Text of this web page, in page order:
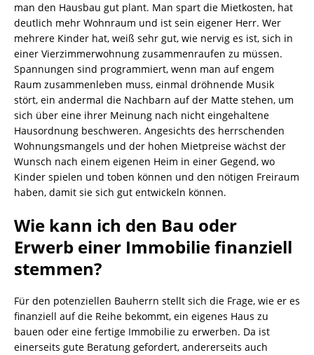
man den Hausbau gut plant. Man spart die Mietkosten, hat
deutlich mehr Wohnraum und ist sein eigener Herr. Wer
mehrere Kinder hat, weiß sehr gut, wie nervig es ist, sich in
einer Vierzimmerwohnung zusammenraufen zu müssen.
Spannungen sind programmiert, wenn man auf engem
Raum zusammenleben muss, einmal dröhnende Musik
stört, ein andermal die Nachbarn auf der Matte stehen, um
sich über eine ihrer Meinung nach nicht eingehaltene
Hausordnung beschweren. Angesichts des herrschenden
Wohnungsmangels und der hohen Mietpreise wächst der
Wunsch nach einem eigenen Heim in einer Gegend, wo
Kinder spielen und toben können und den nötigen Freiraum
haben, damit sie sich gut entwickeln können.
Wie kann ich den Bau oder
Erwerb einer Immobilie finanziell
stemmen?
Für den potenziellen Bauherrn stellt sich die Frage, wie er es
finanziell auf die Reihe bekommt, ein eigenes Haus zu
bauen oder eine fertige Immobilie zu erwerben. Da ist
einerseits gute Beratung gefordert, andererseits auch